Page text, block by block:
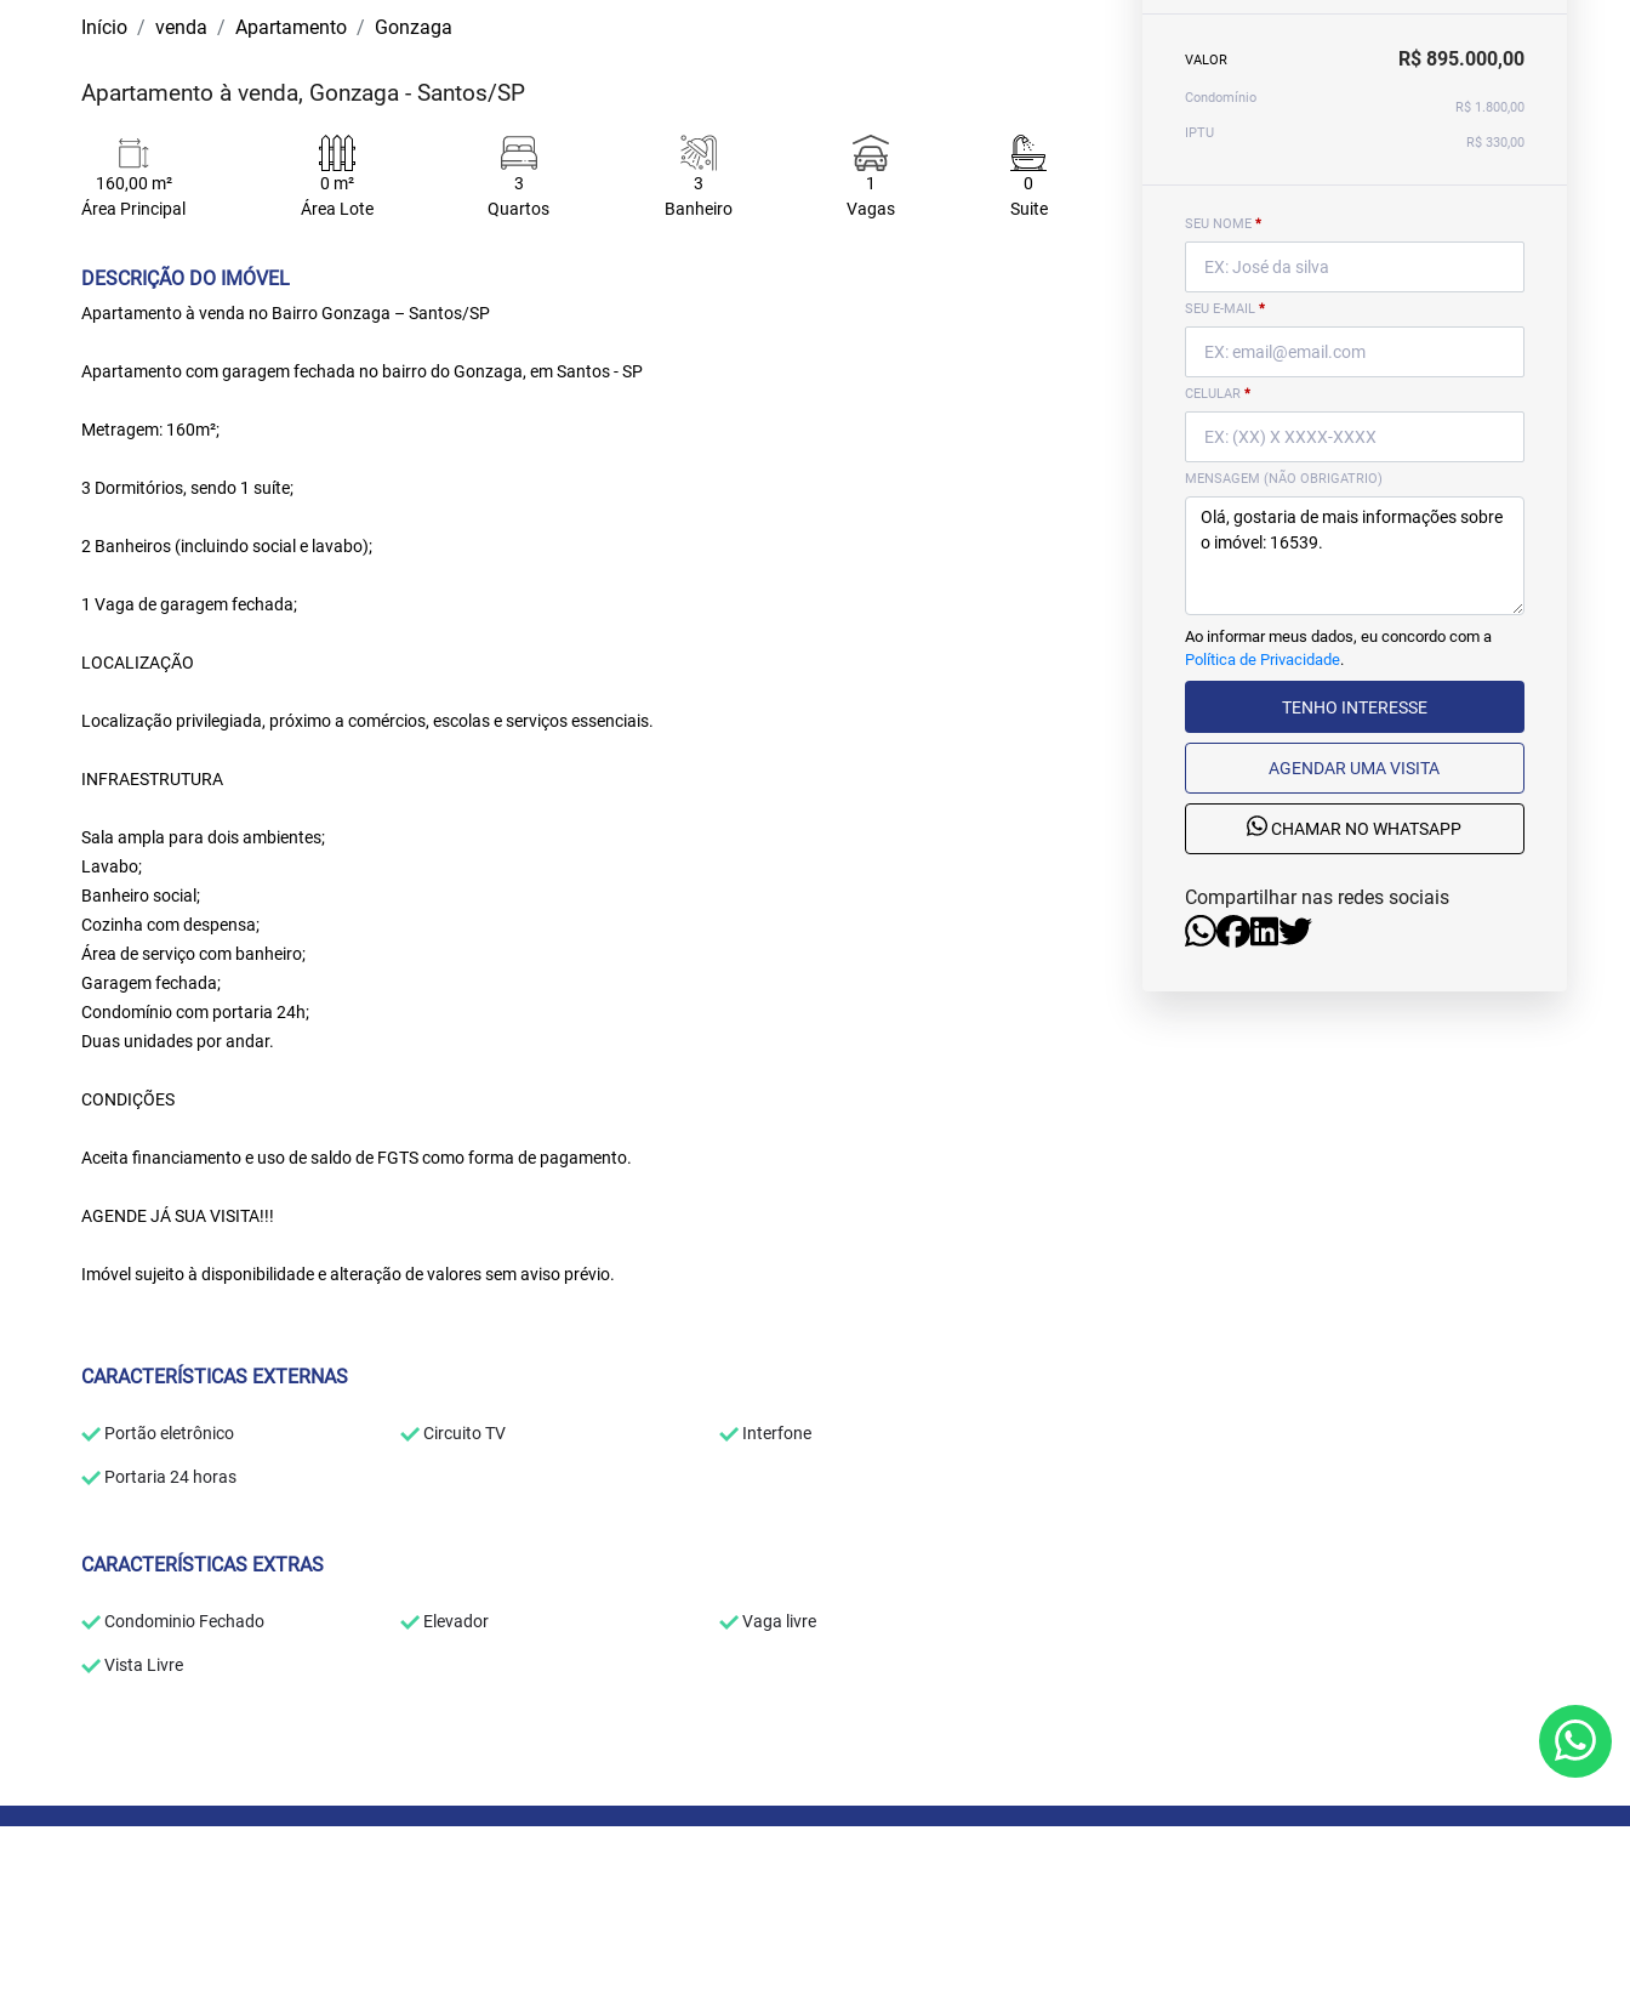
Início venda Apartamento Gonzaga
Apartamento à venda, Gonzaga - Santos/SP
160,00 m²
Área Principal
0 m²
Área Lote
3
Quartos
3
Banheiro
1
Vagas
0
Suite
DESCRIÇÃO DO IMÓVEL
Apartamento à venda no Bairro Gonzaga – Santos/SP
Apartamento com garagem fechada no bairro do Gonzaga, em Santos - SP
Metragem: 160m²;
3 Dormitórios, sendo 1 suíte;
2 Banheiros (incluindo social e lavabo);
1 Vaga de garagem fechada;
LOCALIZAÇÃO
Localização privilegiada, próximo a comércios, escolas e serviços essenciais.
INFRAESTRUTURA
Sala ampla para dois ambientes;
Lavabo;
Banheiro social;
Cozinha com despensa;
Área de serviço com banheiro;
Garagem fechada;
Condomínio com portaria 24h;
Duas unidades por andar.
CONDIÇÕES
Aceita financiamento e uso de saldo de FGTS como forma de pagamento.
AGENDE JÁ SUA VISITA!!!
Imóvel sujeito à disponibilidade e alteração de valores sem aviso prévio.
CARACTERÍSTICAS EXTERNAS
Portão eletrônico Circuito TV Interfone
Portaria 24 horas
CARACTERÍSTICAS EXTRAS
Condominio Fechado Elevador Vaga livre
Vista Livre
VALOR R$ 895.000,00
Condomínio
R$ 1.800,00
IPTU
R$ 330,00
SEU NOME *
SEU E-MAIL *
CELULAR *
MENSAGEM (NÃO OBRIGATRIO)
Ao informar meus dados, eu concordo com a
Política de Privacidade.
TENHO INTERESSE
AGENDAR UMA VISITA
CHAMAR NO WHATSAPP
Compartilhar nas redes sociais